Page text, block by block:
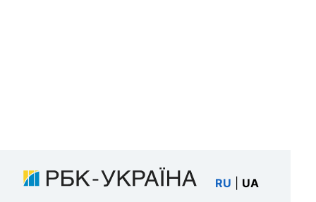
RU UA